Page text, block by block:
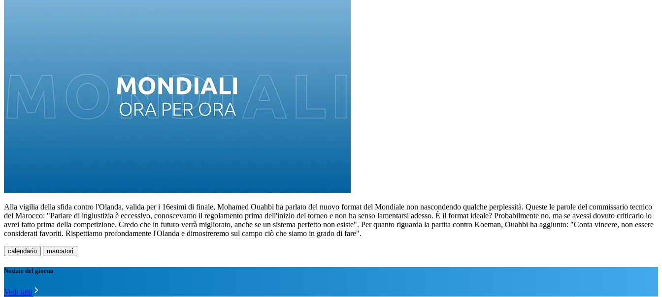
Alla vigilia della sfida contro l'Olanda, valida per i 16esimi di finale, Mohamed Ouahbi ha parlato del nuovo format del Mondiale non nascondendo qualche perplessità. Queste le parole del commissario tecnico
del Marocco: "Parlare di ingiustizia è eccessivo, conoscevamo il regolamento prima dell'inizio del torneo e non ha senso lamentarsi adesso. È il format ideale? Probabilmente no, ma se avessi dovuto criticarlo lo
avrei fatto prima della competizione. Credo che in futuro verrà migliorato, anche se un sistema perfetto non esiste". Per quanto riguarda la partita contro Koeman, Ouahbi ha aggiunto: "Conta vincere, non essere
considerati favoriti. Rispettiamo profondamente l'Olanda e dimostreremo sul campo ciò che siamo in grado di fare".
calendario marcatori
Notizie del giorno
Vedi tutti